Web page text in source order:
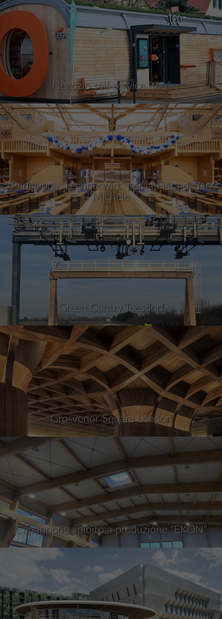
Negozio self-service “teo”
Padiglione "Lechnerwirt" per la Fiera di San
Michele
Green Gantry Teesdorf
Grosvenor Square London
Capannone adibito a produzione "EKON"